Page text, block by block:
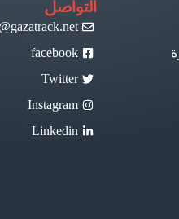
التواصل
facebook
Twitter
Instagram
Linkedin